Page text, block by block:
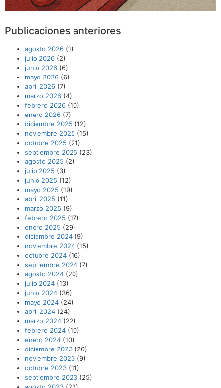
Publicaciones anteriores
agosto 2026 (1)
julio 2026 (2)
junio 2026 (6)
mayo 2026 (6)
abril 2026 (7)
marzo 2026 (4)
febrero 2026 (10)
enero 2026 (7)
diciembre 2025 (12)
noviembre 2025 (15)
octubre 2025 (21)
septiembre 2025 (23)
agosto 2025 (2)
julio 2025 (3)
junio 2025 (12)
mayo 2025 (19)
abril 2025 (11)
marzo 2025 (9)
febrero 2025 (17)
enero 2025 (29)
diciembre 2024 (9)
noviembre 2024 (15)
octubre 2024 (16)
septiembre 2024 (7)
agosto 2024 (20)
julio 2024 (13)
junio 2024 (36)
mayo 2024 (24)
abril 2024 (24)
marzo 2024 (22)
febrero 2024 (10)
enero 2024 (10)
diciembre 2023 (20)
noviembre 2023 (9)
octubre 2023 (11)
septiembre 2023 (25)
agosto 2023 (22)